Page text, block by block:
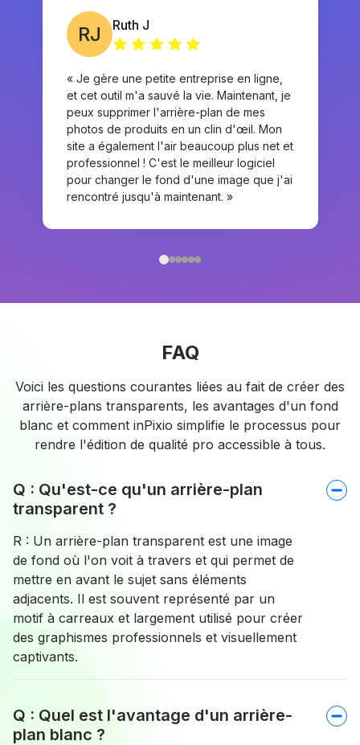
RJ Ruth J
« Je gère une petite entreprise en ligne,
et cet outil m'a sauvé la vie. Maintenant, je
peux supprimer l'arrière-plan de mes
photos de produits en un clin d'œil. Mon
site a également l'air beaucoup plus net et
professionnel ! C'est le meilleur logiciel
pour changer le fond d'une image que j'ai
rencontré jusqu'à maintenant. »
FAQ
Voici les questions courantes liées au fait de créer des
arrière-plans transparents, les avantages d'un fond
blanc et comment inPixio simplifie le processus pour
rendre l'édition de qualité pro accessible à tous.
Q : Qu'est-ce qu'un arrière-plan
transparent ?
R : Un arrière-plan transparent est une image
de fond où l'on voit à travers et qui permet de
mettre en avant le sujet sans éléments
adjacents. Il est souvent représenté par un
motif à carreaux et largement utilisé pour créer
des graphismes professionnels et visuellement
captivants.
Q : Quel est l'avantage d'un arrière-
plan blanc ?